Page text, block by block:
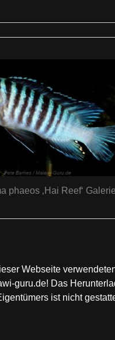
phaeos ‚Hai Reef‘ Galerie
Webseite
guru.de! Das
ist nicht